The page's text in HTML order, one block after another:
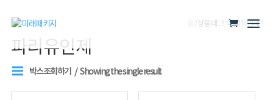
/ 상품 태그 “파리유인제”
파리유인제
박스조회하기 Showing the single result